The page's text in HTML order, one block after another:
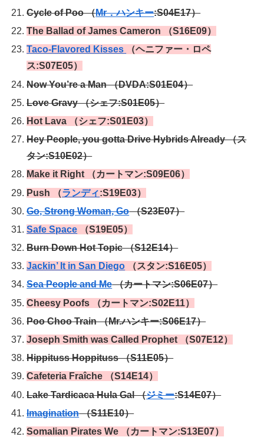
Cycle of Poo （Mr．ハンキー:S04E17）
The Ballad of James Cameron （S16E09）
Taco-Flavored Kisses
（ヘニファー・ロペ
ス:S07E05）
Now You’re a Man （DVDA:S01E04）
Love Gravy （シェフ:S01E05）
Hot Lava （シェフ:S01E03）
Hey People, you gotta Drive Hybrids Already （ス
タン:S10E02）
Make it Right （カートマン:S09E06）
Push （ランディ:S19E03）
Go, Strong Woman, Go（S23E07）
Safe Space （S19E05）
Burn Down Hot Topic （S12E14）
Jackin’ It in San Diego （スタン:S16E05）
Sea People and Me（カートマン:S06E07）
Cheesy Poofs （カートマン:S02E11）
Poo Choo Train （Mr.ハンキー:S06E17）
Joseph Smith was Called Prophet （S07E12）
Hippituss Hoppituss （S11E05）
Cafeteria Fraîche （S14E14）
Lake Tardicaca Hula Gal （ジミー:S14E07）
Imagination（S11E10）
Somalian Pirates We （カートマン:S13E07）